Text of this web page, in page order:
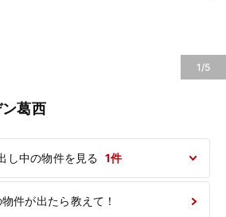
1/5
葛西
し中の物件を見る 1件
物件が出たら教えて！